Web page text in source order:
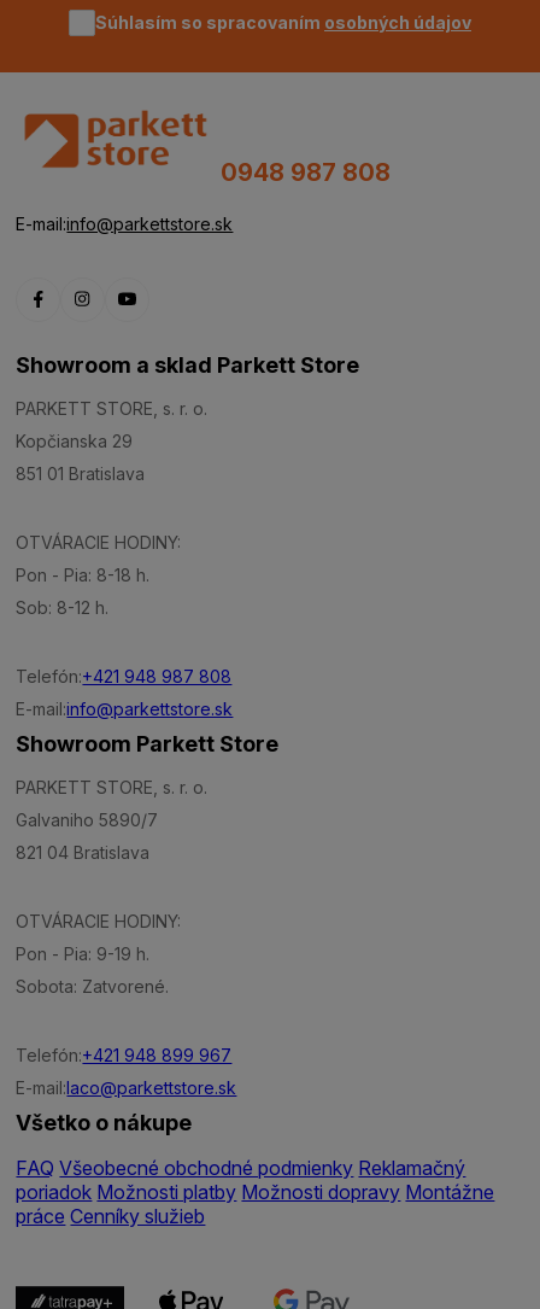
Súhlasím so spracovaním osobných údajov
0948 987 808
E-mail:info@parkettstore.sk
Showroom a sklad Parkett Store
PARKETT STORE, s. r. o.
Kopčianska 29
851 01 Bratislava
OTVÁRACIE HODINY:
Pon - Pia: 8-18 h.
Sob: 8-12 h.
Telefón:+421 948 987 808
E-mail:info@parkettstore.sk
Showroom Parkett Store
PARKETT STORE, s. r. o.
Galvaniho 5890/7
821 04 Bratislava
OTVÁRACIE HODINY:
Pon - Pia: 9-19 h.
Sobota: Zatvorené.
Telefón:+421 948 899 967
E-mail:laco@parkettstore.sk
Všetko o nákupe
FAQ Všeobecné obchodné podmienky Reklamačný
poriadok Možnosti platby Možnosti dopravy Montážne
práce Cenníky služieb